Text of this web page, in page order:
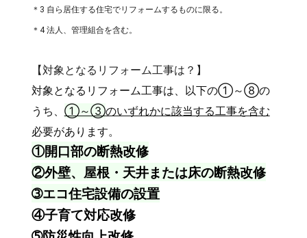
＊3 自ら居住する住宅でリフォームするものに限る。
＊4 法人、管理組合を含む。
【対象となるリフォーム工事は？】
対象となるリフォーム工事は、以下の①～⑧の
うち、 ①～③のいずれかに該当する工事を含む
必要があります。
①開口部の断熱改修
②外壁、屋根・天井または床の断熱改修
➂エコ住宅設備の設置
④子育て対応改修